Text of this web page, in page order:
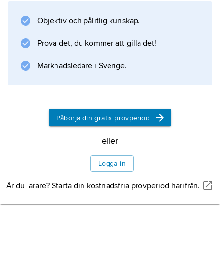
Information om artikeln
Objektiv och pålitlig kunskap.
Prova det, du kommer att gilla det!
Marknadsledare i Sverige.
Påbörja din gratis provperiod
eller
Logga in
Är du lärare? Starta din kostnadsfria provperiod härifrån.